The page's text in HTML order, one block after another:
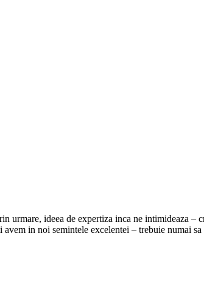
ideea de expertiza inca ne intimideaza –
in noi semintele excelentei – trebuie numai